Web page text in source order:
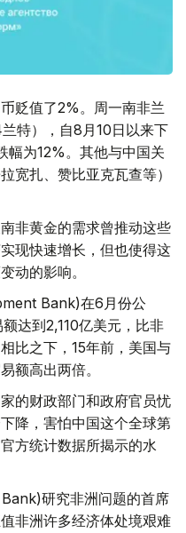
贬值了2%。周一南非兰
特），自8月10日以来下
幅为12%。其他与中国关
宽扎、赞比亚克瓦查等）
非黄金的需求曾推动这些
现快速增长，但也使得这
动的影响。
Bank)在6月份公
达到2,110亿美元，比非
比之下，15年前，美国与
额高出两倍。
的财政部门和政府官员忧
降，害怕中国这个全球第
方统计数据所揭示的水
研究非洲问题的首席
非洲许多经济体处境艰难